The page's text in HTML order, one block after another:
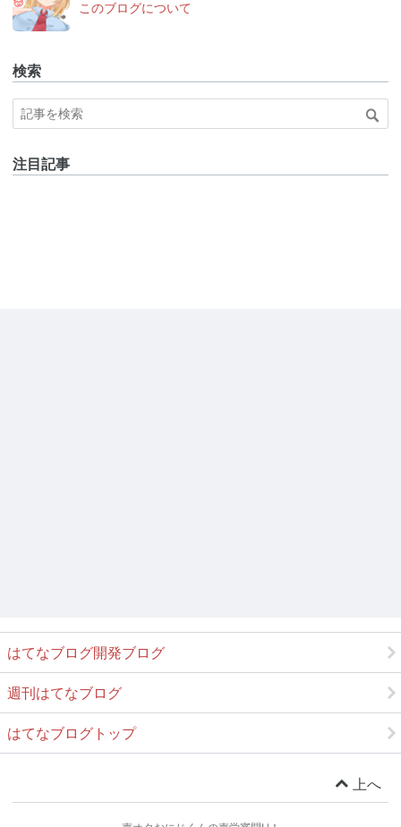
このブログについて
検索
注目記事
はてなブログ開発ブログ
週刊はてなブログ
はてなブログトップ
上へ